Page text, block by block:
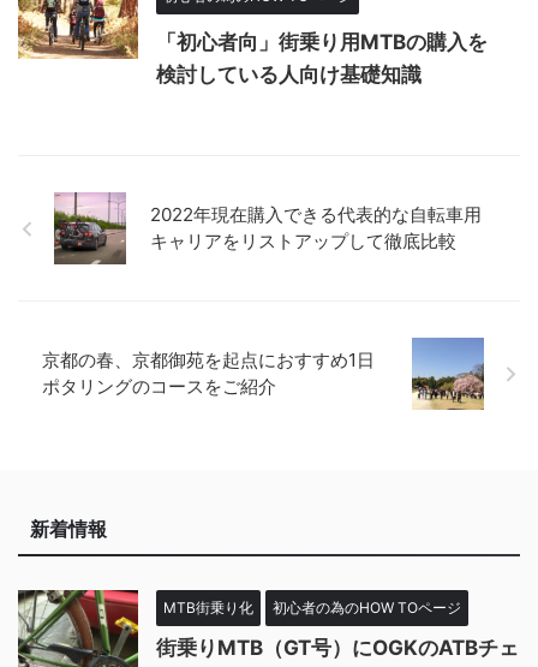
「初心者向」街乗り用MTBの購入を
検討している人向け基礎知識
2022年現在購入できる代表的な自転車用
キャリアをリストアップして徹底比較
京都の春、京都御苑を起点におすすめ1日
ポタリングのコースをご紹介
新着情報
MTB街乗り化 初心者の為のHOW TOページ
街乗りMTB（GT号）にOGKのATBチェ